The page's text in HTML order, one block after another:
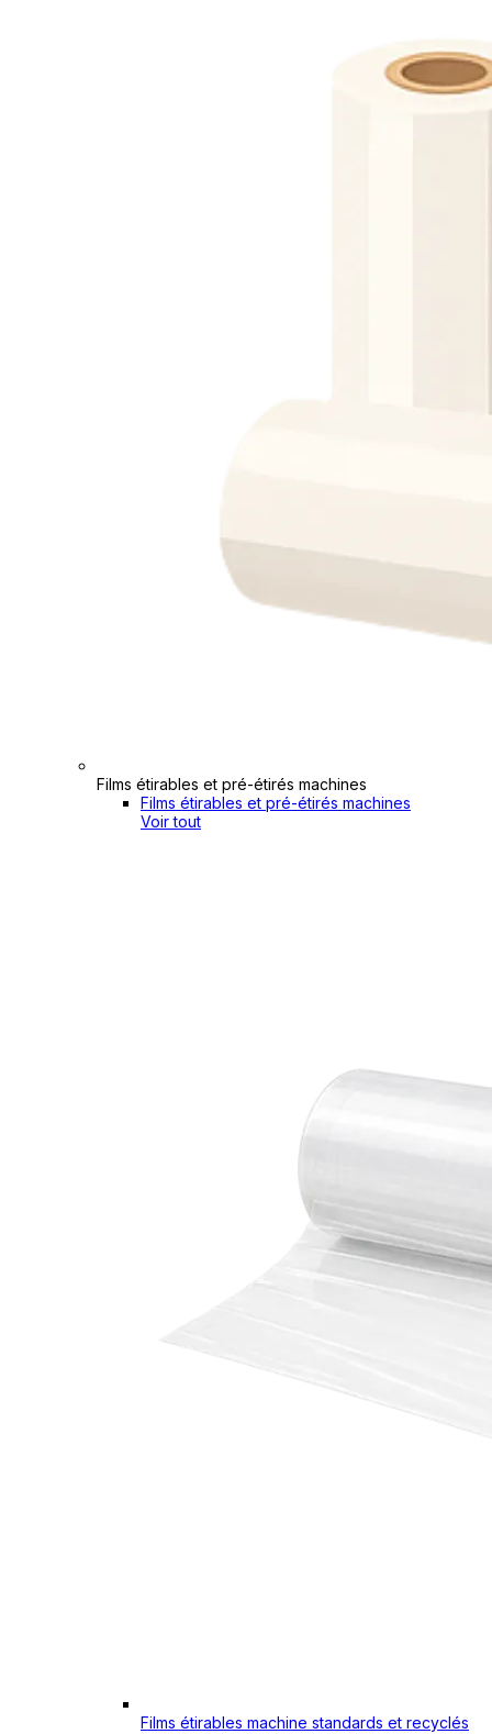
Films étirables et pré-étirés machines
Films étirables et pré-étirés machines
Voir tout
Films étirables machine standards et recyclés